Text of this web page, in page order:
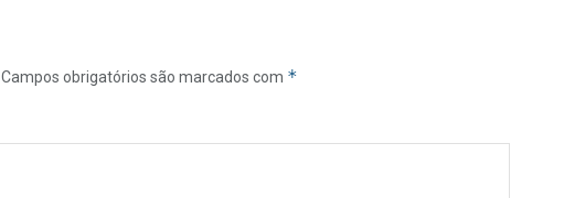
Campos obrigatórios são marcados com *